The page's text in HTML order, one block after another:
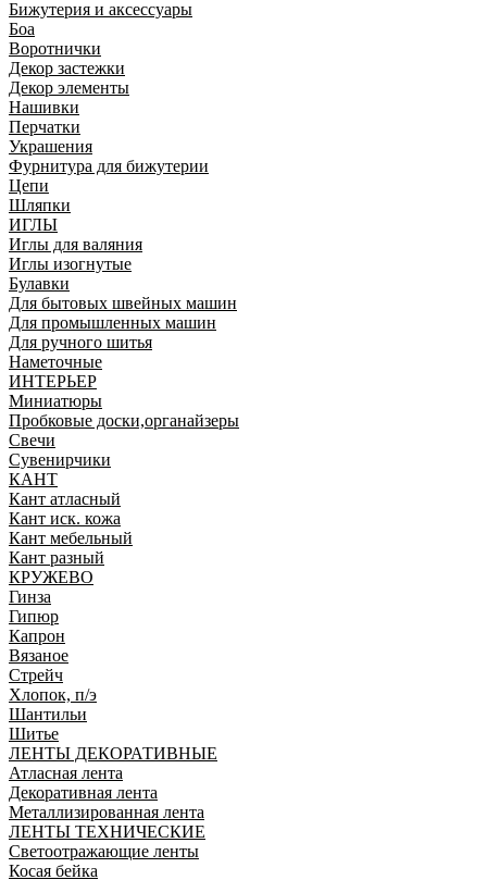
Бижутерия и аксессуары
Боа
Воротнички
Декор застежки
Декор элементы
Нашивки
Перчатки
Украшения
Фурнитура для бижутерии
Цепи
Шляпки
ИГЛЫ
Иглы для валяния
Иглы изогнутые
Булавки
Для бытовых швейных машин
Для промышленных машин
Для ручного шитья
Наметочные
ИНТЕРЬЕР
Миниатюры
Пробковые доски,органайзеры
Свечи
Сувенирчики
КАНТ
Кант атласный
Кант иск. кожа
Кант мебельный
Кант разный
КРУЖЕВО
Гинза
Гипюр
Капрон
Вязаное
Стрейч
Хлопок, п/э
Шантильи
Шитье
ЛЕНТЫ ДЕКОРАТИВНЫЕ
Атласная лента
Декоративная лента
Металлизированная лента
ЛЕНТЫ ТЕХНИЧЕСКИЕ
Светоотражающие ленты
Косая бейка